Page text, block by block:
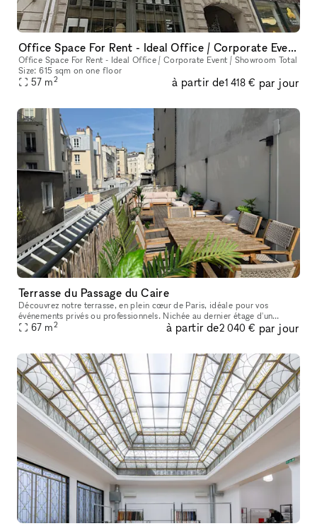
Office Space For Rent - Ideal Office / Corporate Event / Showroom
Office Space For Rent - Ideal Office / Corporate Event / Showroom Total
Size: 615 sqm on one floor
57 m2 à partir de1 418 € par jour
Terrasse du Passage du Caire
Découvrez notre terrasse, en plein cœur de Paris, idéale pour vos
événements privés ou professionnels. Nichée au dernier étage d'un
immeuble typiquement parisien, cette terrasse chaleureuse et végét
67 m2 à partir de2 040 € par jour